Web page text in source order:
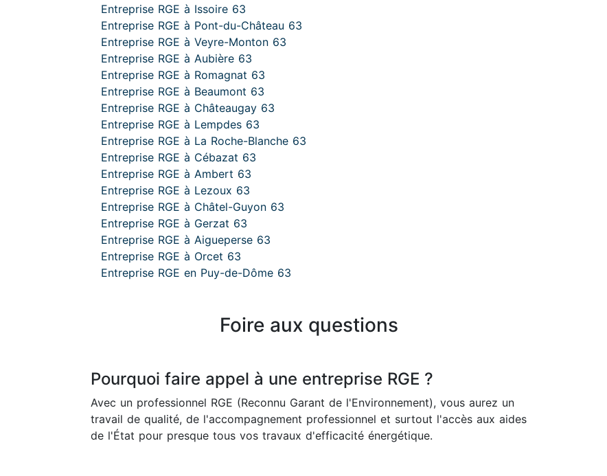
Entreprise RGE à Issoire 63
Entreprise RGE à Pont-du-Château 63
Entreprise RGE à Veyre-Monton 63
Entreprise RGE à Aubière 63
Entreprise RGE à Romagnat 63
Entreprise RGE à Beaumont 63
Entreprise RGE à Châteaugay 63
Entreprise RGE à Lempdes 63
Entreprise RGE à La Roche-Blanche 63
Entreprise RGE à Cébazat 63
Entreprise RGE à Ambert 63
Entreprise RGE à Lezoux 63
Entreprise RGE à Châtel-Guyon 63
Entreprise RGE à Gerzat 63
Entreprise RGE à Aigueperse 63
Entreprise RGE à Orcet 63
Entreprise RGE en Puy-de-Dôme 63
Foire aux questions
Pourquoi faire appel à une entreprise RGE ?
Avec un professionnel RGE (Reconnu Garant de l'Environnement), vous aurez un
travail de qualité, de l'accompagnement professionnel et surtout l'accès aux aides
de l'État pour presque tous vos travaux d'efficacité énergétique.